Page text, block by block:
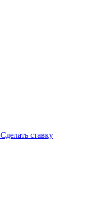
Сделать ставку